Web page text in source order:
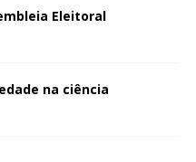
Eleitoral
na ciência